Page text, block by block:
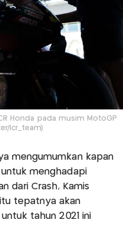
Honda pada musim MotoGP
lcr_team)
mengumumkan kapan
menghadapi
dari Crash, Kamis
tepatnya akan
tahun 2021 ini